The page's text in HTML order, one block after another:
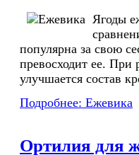
Ягоды
популярна за свою
превосходит ее. При
улучшается состав
Подробнее: Ежевика
Ортилия для